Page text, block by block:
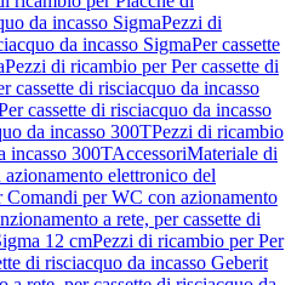
da incasso SigmaPezzi di
da incasso SigmaPer cassette
Pezzi di ricambio per Per cassette di
cassette di risciacquo da incasso
cassette di risciacquo da incasso
da incasso 300TPezzi di ricambio
incasso 300TAccessoriMateriale di
elettronico del
Comandi per WC con azionamento
a rete, per cassette di
12 cmPezzi di ricambio per Per
di risciacquo da incasso Geberit